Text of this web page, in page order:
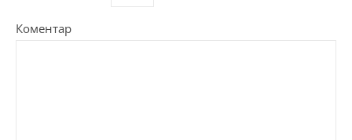
Коментар